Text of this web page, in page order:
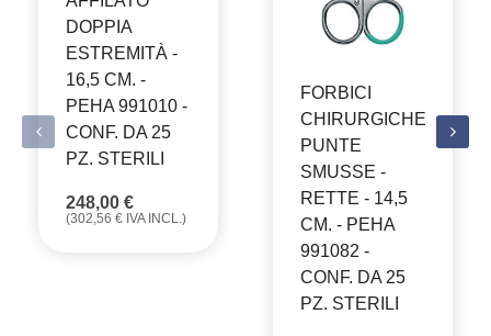
DOPPIA
ESTREMITÀ -
16,5 CM. -
PEHA 991010 -
CONF. DA 25
PZ. STERILI
248,00 €
(302,56 € IVA INCL.)
FORBICI
CHIRURGICHE
PUNTE
SMUSSE -
RETTE - 14,5
CM. - PEHA
991082 -
CONF. DA 25
PZ. STERILI